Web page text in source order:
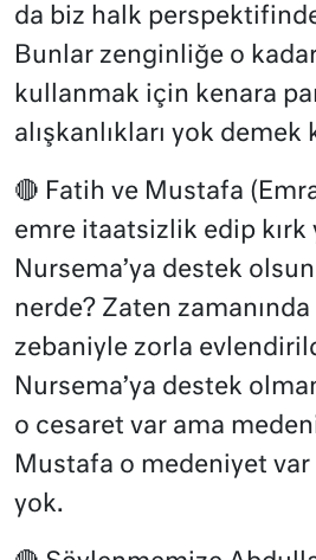
da biz halk
Bunlar zenginliğe o
kullanmak için kenara
alışkanlıkları yok demek
🔴 Fatih ve Mustafa
emre itaatsizlik edip kırk
Nursema’ya destek
nerde? Zaten
zebaniyle zorla
Nursema’ya destek
o cesaret var ama
Mustafa o medeniyet
yok.